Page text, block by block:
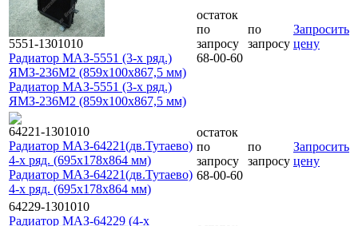
5551-1301010
Радиатор МАЗ-5551 (3-х ряд.)
ЯМЗ-236М2 (859x100x867,5 мм)
Радиатор МАЗ-5551 (3-х ряд.)
ЯМЗ-236М2 (859x100x867,5 мм)
остаток
по
запросу
68-00-60
по
запросу
Запросить
цену
64221-1301010
Радиатор МАЗ-64221(дв.Тутаево)
4-х ряд. (695x178x864 мм)
Радиатор МАЗ-64221(дв.Тутаево)
4-х ряд. (695x178x864 мм)
остаток
по
запросу
68-00-60
по
запросу
Запросить
цену
64229-1301010
Радиатор МАЗ-64229 (4-х